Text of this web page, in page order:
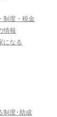
制度・税金
情報
になる
制度･助成